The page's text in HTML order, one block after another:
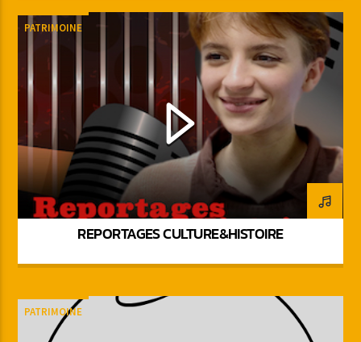
PATRIMOINE
REPORTAGES CULTURE&HISTOIRE
PATRIMOINE